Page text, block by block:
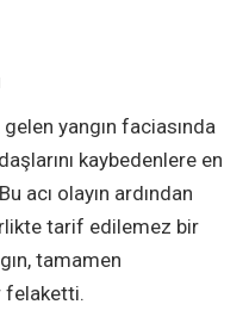
yangın faciasında
kaybedenlere en
acı olayın ardından
tarif edilemez bir
tamamen
felaketti.